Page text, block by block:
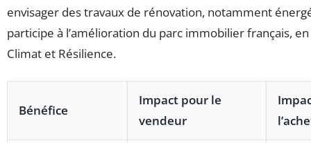
envisager des travaux de rénovation, notamment
participe à l’amélioration du parc immobilier français,
Climat et Résilience.
Bénéfice
Impact pour le
vendeur